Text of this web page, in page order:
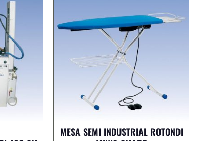
MESA SEMI INDUSTRIAL ROTONDI